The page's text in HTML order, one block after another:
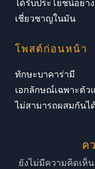
ได้รับประโยชน์อย่า
เชี่ยวชาญในมัน
โพสต์ก่อนหน้า
ทักษะบาคาร่ามี
เอกลักษณ์เฉพาะตัว
ไม่สามารถผสมกันไ
ค
ยังไม่มีความคิดเห็